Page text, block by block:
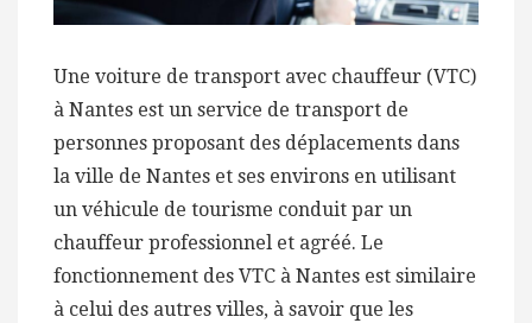
Une voiture de transport avec chauffeur (VTC)
à Nantes est un service de transport de
personnes proposant des déplacements dans
la ville de Nantes et ses environs en utilisant
un véhicule de tourisme conduit par un
chauffeur professionnel et agréé. Le
fonctionnement des VTC à Nantes est similaire
à celui des autres villes, à savoir que les